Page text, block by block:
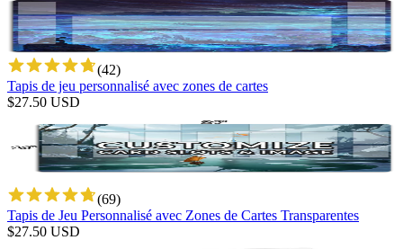
(42)
Tapis de jeu personnalisé avec zones de cartes
$27.50 USD
(69)
Tapis de Jeu Personnalisé avec Zones de Cartes Transparentes
$27.50 USD